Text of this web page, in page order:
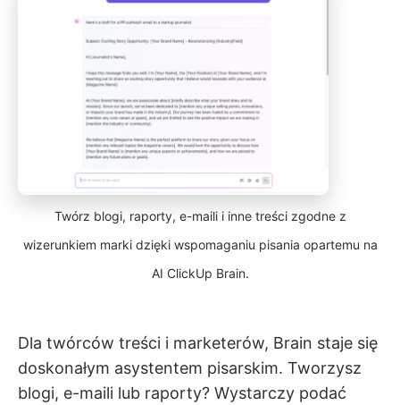
Twórz blogi, raporty, e-maili i inne treści zgodne z
wizerunkiem marki dzięki wspomaganiu pisania opartemu na
AI ClickUp Brain.
Dla twórców treści i marketerów, Brain staje się
doskonałym asystentem pisarskim. Tworzysz
blogi, e-maili lub raporty? Wystarczy podać